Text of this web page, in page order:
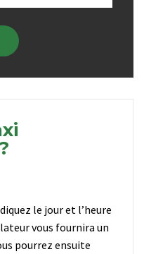
le jour et l’heure
vous fournira un
pourrez ensuite